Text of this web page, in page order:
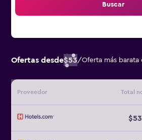
Buscar
Ofertas desde$53/Oferta más
Proveedor Total
$53